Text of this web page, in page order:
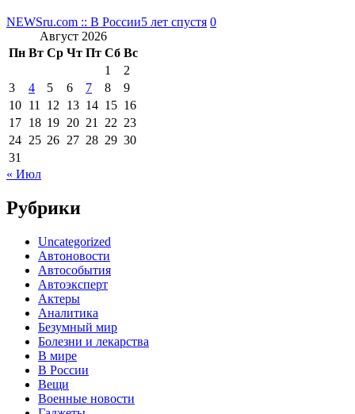
NEWSru.com :: В России5 лет спустя 0
Август 2026
Пн Вт Ср Чт Пт Сб Вс
1
2
3
4 5 6 7 8
9
10 11 12 13 14 15 16
17 18 19 20 21 22 23
24 25 26 27 28 29 30
31
« Июл
Рубрики
Uncategorized
Автоновости
Автособытия
Автоэксперт
Актеры
Аналитика
Безумный мир
Болезни и лекарства
В мире
В России
Вещи
Военные новости